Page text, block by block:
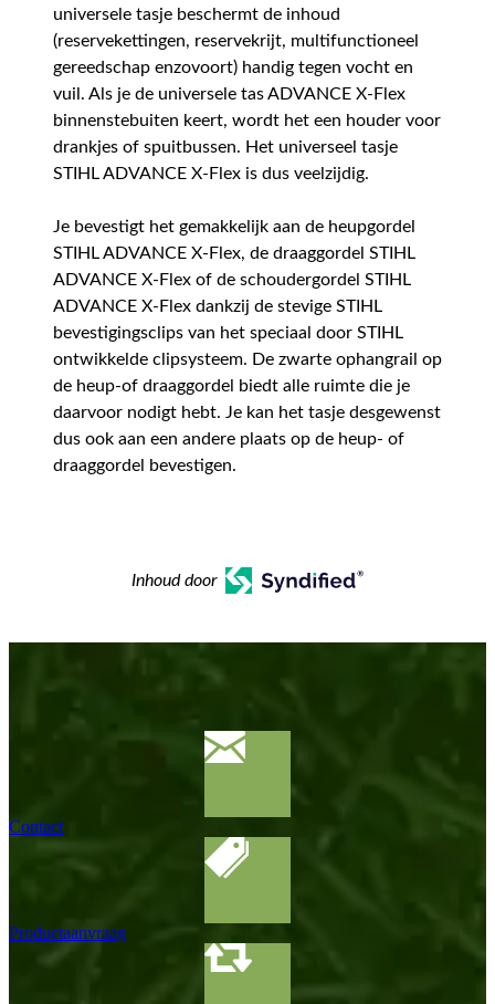
universele tasje beschermt de inhoud
(reservekettingen, reservekrijt, multifunctioneel
gereedschap enzovoort) handig tegen vocht en
vuil. Als je de universele tas ADVANCE X-Flex
binnenstebuiten keert, wordt het een houder voor
drankjes of spuitbussen. Het universeel tasje
STIHL ADVANCE X-Flex is dus veelzijdig.
Je bevestigt het gemakkelijk aan de heupgordel
STIHL ADVANCE X-Flex, de draaggordel STIHL
ADVANCE X-Flex of de schoudergordel STIHL
ADVANCE X-Flex dankzij de stevige STIHL
bevestigingsclips van het speciaal door STIHL
ontwikkelde clipsysteem. De zwarte ophangrail op
de heup-of draaggordel biedt alle ruimte die je
daarvoor nodigt hebt. Je kan het tasje desgewenst
dus ook aan een andere plaats op de heup- of
draaggordel bevestigen.
Inhoud door
Contact
Productaanvraag